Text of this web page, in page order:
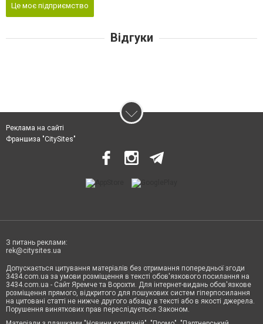
Це моє підприємство
Відгуки
Реклама на сайті
Франшиза "CitySites"
З питань реклами:
rek@citysites.ua
Допускається цитування матеріалів без отримання попередньої згоди
3434.com.ua за умови розміщення в тексті обов'язкового посилання на
3434.com.ua - Сайт Яремче та Ворохти. Для інтернет-видань обов'язкове
розміщення прямого, відкритого для пошукових систем гіперпосилання
на цитовані статті не нижче другого абзацу в тексті або в якості джерела.
Порушення виняткових прав переслідується Законом.